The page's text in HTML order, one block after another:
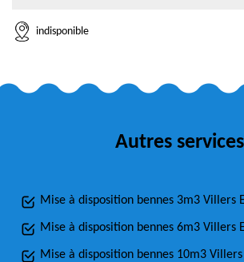
indisponible
Autres services
Mise à disposition bennes 3m3 Villers
Mise à disposition bennes 6m3 Villers
Mise à disposition bennes 10m3